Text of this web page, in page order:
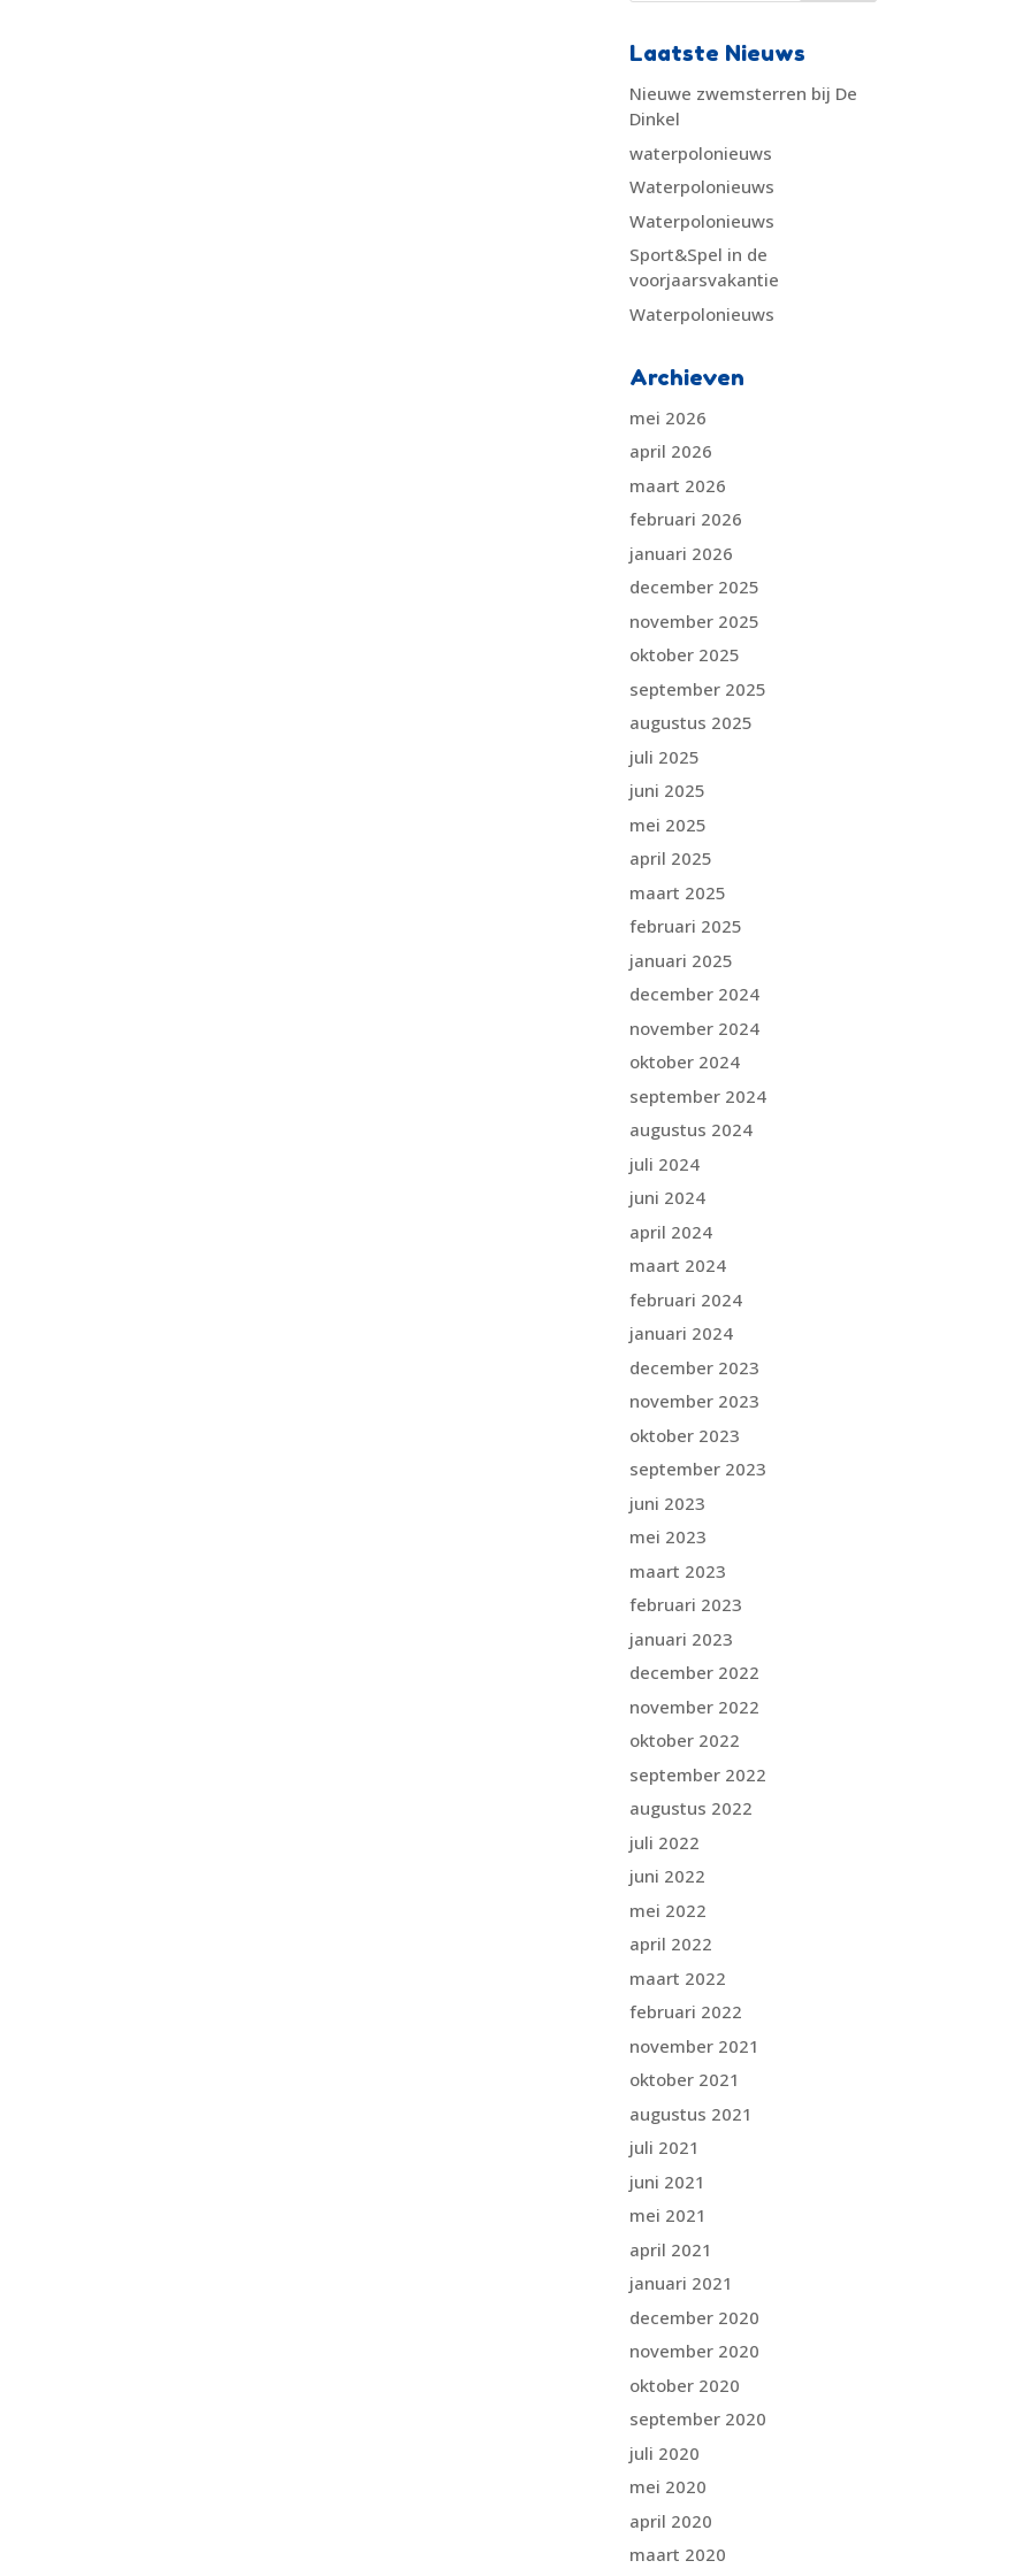
Laatste Nieuws
Nieuwe zwemsterren bij De
Dinkel
waterpolonieuws
Waterpolonieuws
Waterpolonieuws
Sport&Spel in de
voorjaarsvakantie
Waterpolonieuws
Archieven
mei 2026
april 2026
maart 2026
februari 2026
januari 2026
december 2025
november 2025
oktober 2025
september 2025
augustus 2025
juli 2025
juni 2025
mei 2025
april 2025
maart 2025
februari 2025
januari 2025
december 2024
november 2024
oktober 2024
september 2024
augustus 2024
juli 2024
juni 2024
april 2024
maart 2024
februari 2024
januari 2024
december 2023
november 2023
oktober 2023
september 2023
juni 2023
mei 2023
maart 2023
februari 2023
januari 2023
december 2022
november 2022
oktober 2022
september 2022
augustus 2022
juli 2022
juni 2022
mei 2022
april 2022
maart 2022
februari 2022
november 2021
oktober 2021
augustus 2021
juli 2021
juni 2021
mei 2021
april 2021
januari 2021
december 2020
november 2020
oktober 2020
september 2020
juli 2020
mei 2020
april 2020
maart 2020